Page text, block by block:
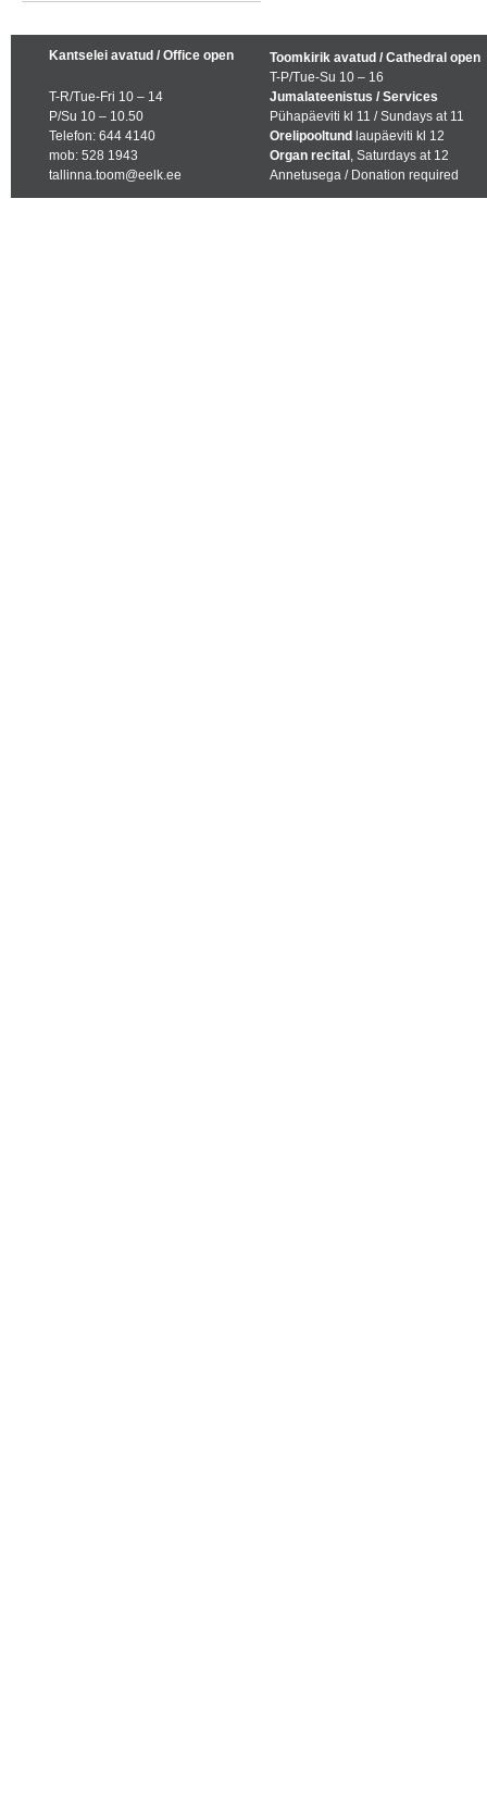
Kantselei avatud / Office open
T-R/Tue-Fri 10 – 14
P/Su 10 – 10.50
Telefon: 644 4140
mob: 528 1943
tallinna.toom@eelk.ee
Toomkirik avatud / Cathedral open
T-P/Tue-Su 10 – 16
Jumalateenistus / Services
Pühapäeviti kl 11 / Sundays at 11
Orelipooltund laupäeviti kl 12
Organ recital , Saturdays at 12
Annetusega / Donation required